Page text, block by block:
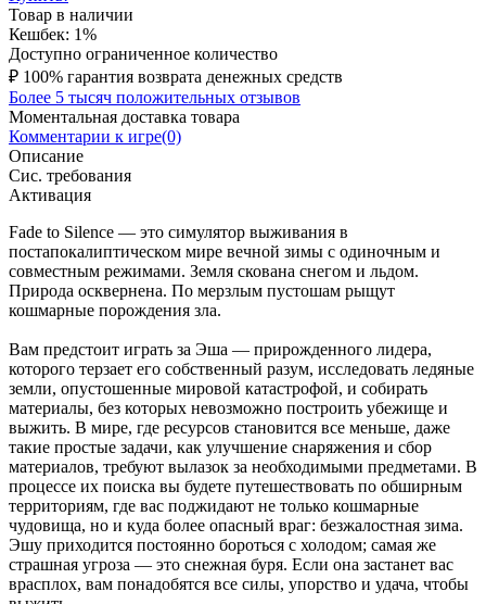
Товар в наличии
Кешбек: 1%
Доступно ограниченное количество
₽ 100% гарантия возврата денежных средств
Более 5 тысяч положительных отзывов
Моментальная доставка товара
Комментарии к игре(0)
Описание
Сис. требования
Активация
Fade to Silence — это симулятор выживания в
постапокалиптическом мире вечной зимы с одиночным и
совместным режимами. Земля скована снегом и льдом.
Природа осквернена. По мерзлым пустошам рыщут
кошмарные порождения зла.
Вам предстоит играть за Эша — прирожденного лидера,
которого терзает его собственный разум, исследовать ледяные
земли, опустошенные мировой катастрофой, и собирать
материалы, без которых невозможно построить убежище и
выжить. В мире, где ресурсов становится все меньше, даже
такие простые задачи, как улучшение снаряжения и сбор
материалов, требуют вылазок за необходимыми предметами. В
процессе их поиска вы будете путешествовать по обширным
территориям, где вас поджидают не только кошмарные
чудовища, но и куда более опасный враг: безжалостная зима.
Эшу приходится постоянно бороться с холодом; самая же
страшная угроза — это снежная буря. Если она застанет вас
врасплох, вам понадобятся все силы, упорство и удача, чтобы